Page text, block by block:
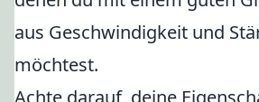
aus Geschwindigkeit und
möchtest.
Achte darauf, deine